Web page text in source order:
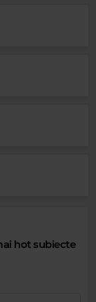
hot subiecte